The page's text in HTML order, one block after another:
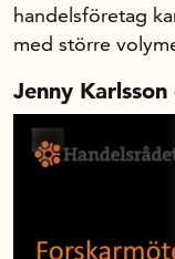
handelsföretag
med större
Jenny